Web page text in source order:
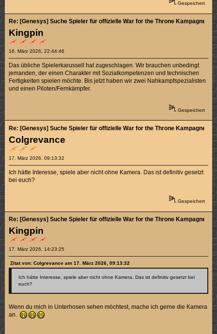
Gespeichert
Kingpin
16. März 2026, 22:44:46
Re: [Genesys] Suche Spieler für offizielle War for the Throne Kampagne (3/
Das übliche Spielerkarussell hat zugeschlagen. Wir brauchen unbedingt
jemanden, der einen Charakter mit Sozialkompetenzen und technischen
Fertigkeiten spielen möchte. Bis jetzt haben wir zwei Nahkampfspezialisten
und einen Piloten/Fernkämpfer.
Gespeichert
Colgrevance
17. März 2026, 09:13:32
Re: [Genesys] Suche Spieler für offizielle War for the Throne Kampagne (3/
Ich hätte Interesse, spiele aber nicht ohne Kamera. Das ist definitiv gesetzt
bei euch?
Gespeichert
Kingpin
17. März 2026, 14:23:25
Re: [Genesys] Suche Spieler für offizielle War for the Throne Kampagne (3/
Zitat von: Colgrevance am 17. März 2026, 09:13:32
Ich hätte Interesse, spiele aber nicht ohne Kamera. Das ist definitiv gesetzt bei
euch?
Wenn du mich in Unterhosen sehen möchtest, mache ich gerne die Kamera
an.